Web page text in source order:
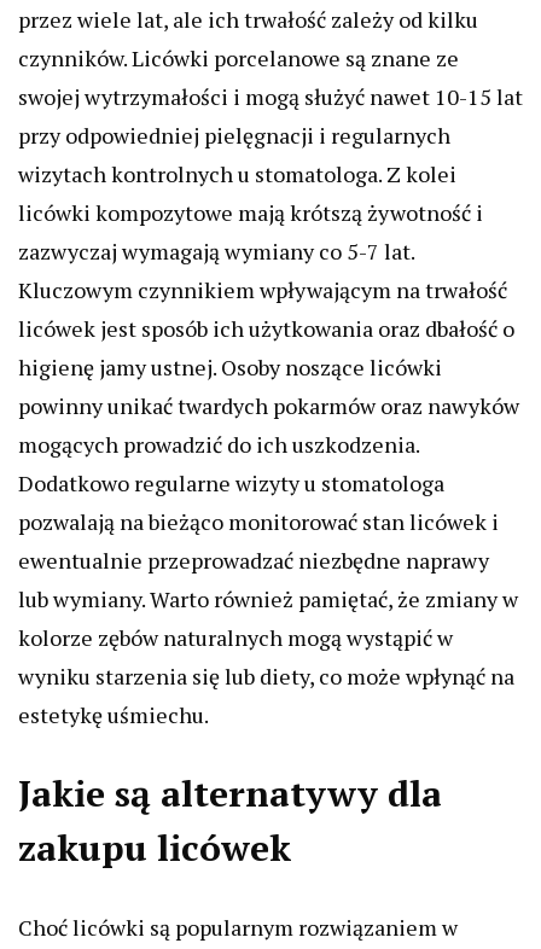
przez wiele lat, ale ich trwałość zależy od kilku
czynników. Licówki porcelanowe są znane ze
swojej wytrzymałości i mogą służyć nawet 10-15 lat
przy odpowiedniej pielęgnacji i regularnych
wizytach kontrolnych u stomatologa. Z kolei
licówki kompozytowe mają krótszą żywotność i
zazwyczaj wymagają wymiany co 5-7 lat.
Kluczowym czynnikiem wpływającym na trwałość
licówek jest sposób ich użytkowania oraz dbałość o
higienę jamy ustnej. Osoby noszące licówki
powinny unikać twardych pokarmów oraz nawyków
mogących prowadzić do ich uszkodzenia.
Dodatkowo regularne wizyty u stomatologa
pozwalają na bieżąco monitorować stan licówek i
ewentualnie przeprowadzać niezbędne naprawy
lub wymiany. Warto również pamiętać, że zmiany w
kolorze zębów naturalnych mogą wystąpić w
wyniku starzenia się lub diety, co może wpłynąć na
estetykę uśmiechu.
Jakie są alternatywy dla
zakupu licówek
Choć licówki są popularnym rozwiązaniem w